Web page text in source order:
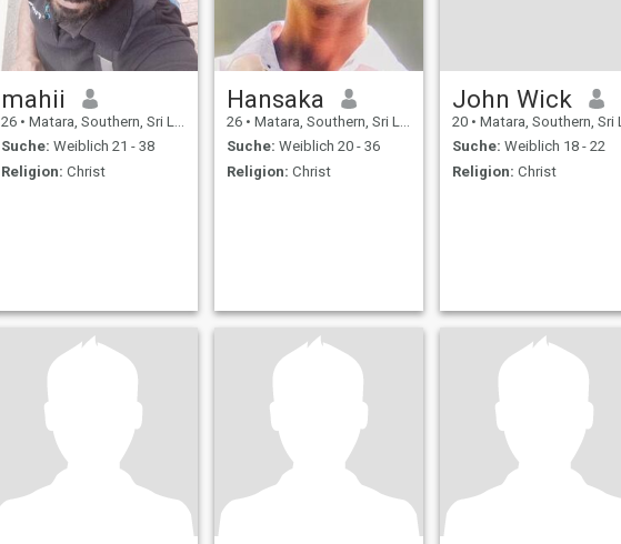
mahii
26 • Matara, Southern, Sri Lanka
Suche: Weiblich 21 - 38
Religion: Christ
Hansaka
26 • Matara, Southern, Sri Lanka
Suche: Weiblich 20 - 36
Religion: Christ
John Wick
20 • Matara, Southern, Sri Lanka
Suche: Weiblich 18 - 22
Religion: Christ